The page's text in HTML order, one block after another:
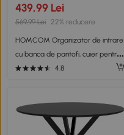
439,99 Lei
569,99 Lei 22% reducere
HOMCOM Organizator de intrare
cu banca de pantofi, cuier pentru
hol cu suport pentru haine si raft,
4.8